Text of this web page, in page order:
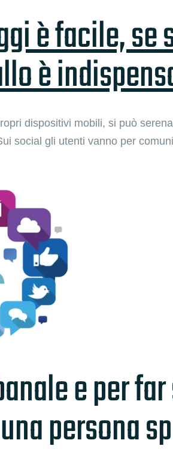
è facile, se
è
dispositivi mobili, si può
social gli utenti vanno per
e per
persona